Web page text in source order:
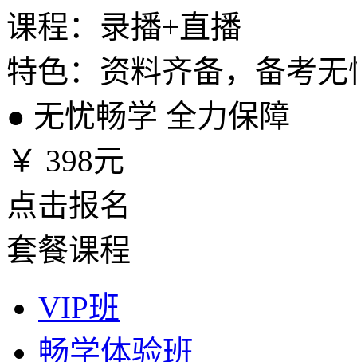
课程：录播+直播
特色：资料齐备，备考无
● 无忧畅学 全力保障
￥ 398元
点击报名
套餐课程
VIP班
畅学体验班